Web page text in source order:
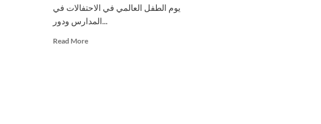
يوم الطفل العالمي في الاحتفالات في
المدارس ودور...
Read MoreRead